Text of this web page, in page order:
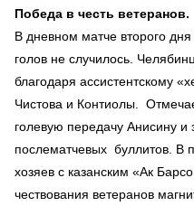
Победа в честь ветеранов.
В дневном матче второго
голов не случилось.
благодаря ассистентскому
Чистова и Контиолы.
голевую передачу Анисину
послематчевых буллитов. В
хозяев с казанским «Ак
чествования ветеранов